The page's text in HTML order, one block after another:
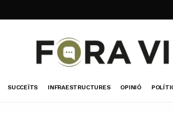
SUCCEÏTS INFRAESTRUCTURES OPINIÓ